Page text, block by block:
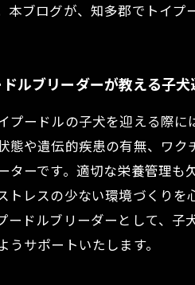
本ブログが、知多郡でトイプ
ルブリーダーが教える子
プードルの子犬を迎える際
態や遺伝的疾患の有無、ワ
ターです。適切な栄養管理
トレスの少ない環境づくり
ードルブリーダーとして、
サポートいたします。